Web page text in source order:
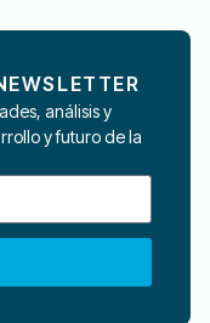
análisis y
y futuro de la